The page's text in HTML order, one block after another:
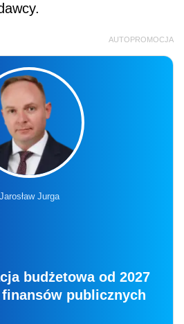
AUTOPROMOCJA
Jarosław Jurga
budżetowa od 2027
publicznych